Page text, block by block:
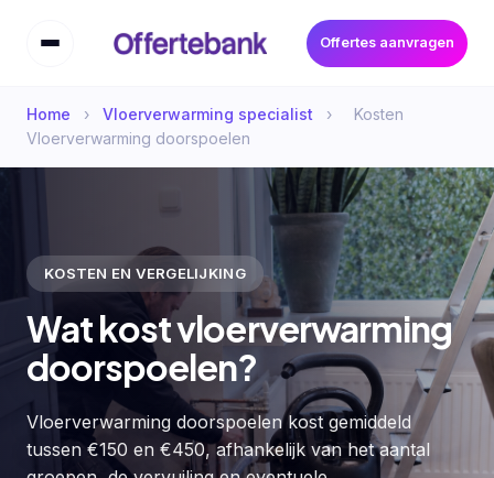
Offertes aanvragen
Home › Vloerverwarming specialist ›
Kosten
Vloerverwarming doorspoelen
KOSTEN EN VERGELIJKING
Wat kost vloerverwarming
doorspoelen?
Vloerverwarming doorspoelen kost gemiddeld
tussen €150 en €450, afhankelijk van het aantal